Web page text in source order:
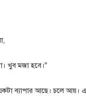
খুব মজা হবে।”
ব্যাপার আছে। চলে আয়।